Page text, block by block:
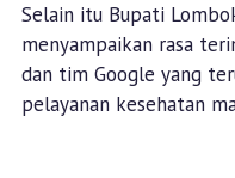
Selain itu Bupati
menyampaikan rasa
dan tim Google yang
pelayanan kesehatan